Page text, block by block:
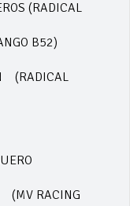
(RADICAL
B52)
(RADICAL
(MV RACING